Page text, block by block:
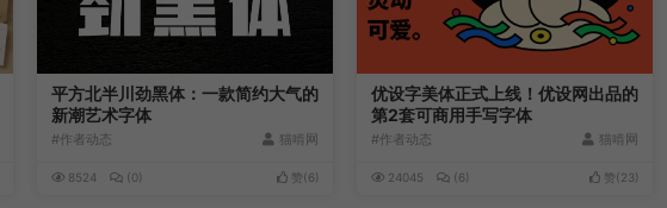
平方北半川劲黑体：一款简约大气的
新潮艺术字体
#作者动态 猫啃网
8524 (0) 赞(6)
优设字美体正式上线！优设网出品的
第2套可商用手写字体
#作者动态 猫啃网
24045 (6) 赞(23)